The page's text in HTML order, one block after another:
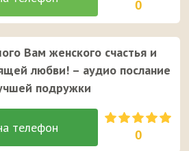
0
Вам женского счастья и
любви! – аудио послание
подружки
0